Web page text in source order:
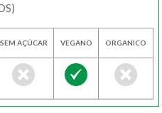
SEM AÇÚCAR VEGANO ORGANICO